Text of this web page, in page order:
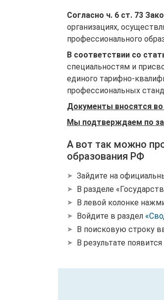
Согласно ч. 6 ст. 73
организациях,
профессионального
В соответствии со
специальностям и
единого тарифно-
профессиональных
Документы вносятся
Мы подтверждаем по
А вот так можно
образования РФ
Зайдите на
В разделе
В левой колонке
Войдите в раздел
В поисковую строку
В результате